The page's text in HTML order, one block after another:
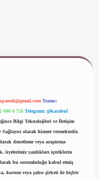
Teams:
606 0 726 Telegram: @karabul
Bilgi Teknolojileri ve İletişim
olarak hizmet vermektedir.
denetleme veya araştırma
üyelerimiz yazdıkları içeriklerin
bu sorumluluğu kabul etmiş
kurum veya şahıs şirketi ile hiçbir